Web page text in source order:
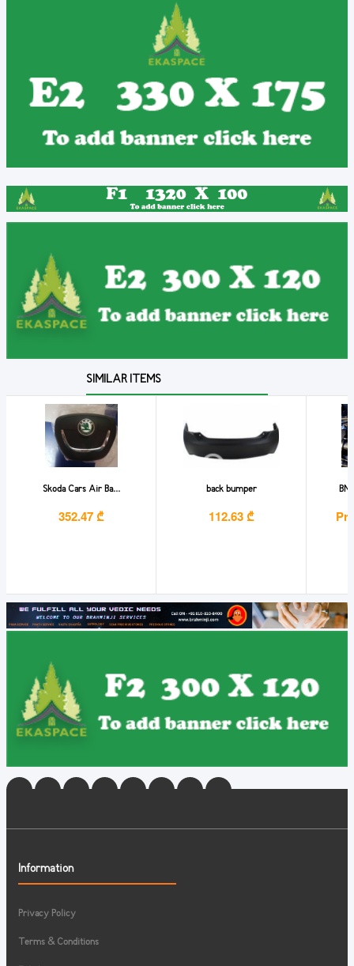
SIMILAR ITEMS
Skoda Cars Air Ba...
352.47 ₾
back bumper
112.63 ₾
Information
Privacy Policy
Terms & Conditions